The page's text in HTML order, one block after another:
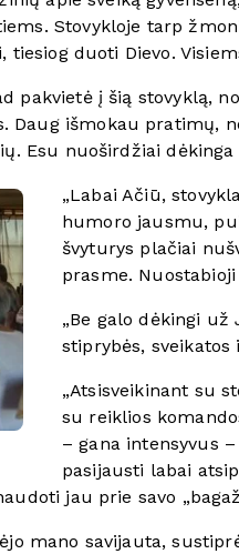
Stovykloje tarp
duoti Dievo.
pakvietė į šią stovyklą,
Daug išmokau pratimų,
Esu nuoširdžiai dėkinga
„Labai Ačiū,
humoro jausmu,
švyturys plačiai
prasme.
„Be galo dėkingi
stiprybės, sveikatos
„Atsisveikinant su
su reiklios
– gana intensyvus
pasijausti labai
jau prie savo
mano savijauta,